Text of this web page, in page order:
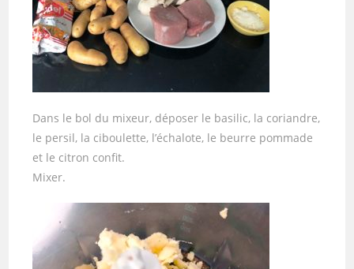
Dans le bol du mixeur, déposer le basilic, la coriandre,
le persil, la ciboulette, l’échalote, le beurre pommade
et le citron confit.
Mixer.